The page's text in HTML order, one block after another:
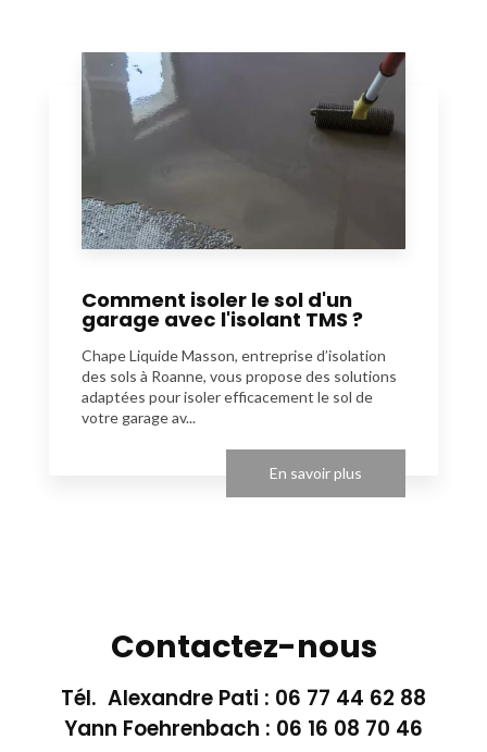
Comment isoler le sol d'un
garage avec l'isolant TMS ?
Chape Liquide Masson, entreprise d’isolation
des sols à Roanne, vous propose des solutions
adaptées pour isoler efficacement le sol de
votre garage av...
En savoir plus
Contactez-nous
Tél. Alexandre Pati : 06 77 44 62 88
Yann Foehrenbach : 06 16 08 70 46